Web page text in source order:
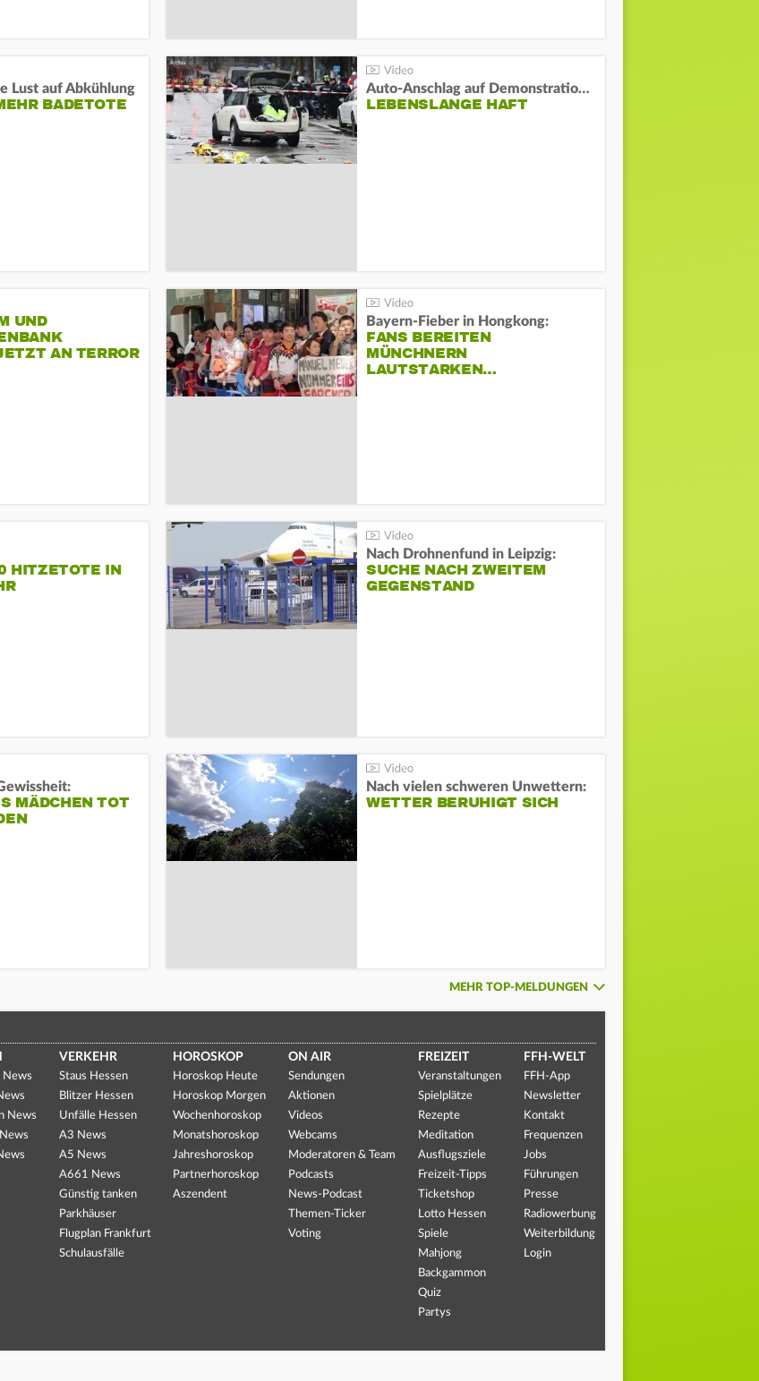
Lust auf Abkühlung
BADETOTE
Auto-Anschlag auf Demonstration in München:
LEBENSLANGE HAFT
UND
AN TERROR
Bayern-Fieber in Hongkong:
FANS BEREITEN
MÜNCHNERN
LAUTSTARKEN…
HITZETOTE IN
Nach Drohnenfund in Leipzig:
SUCHE NACH ZWEITEM
GEGENSTAND
MÄDCHEN TOT
Nach vielen schweren Unwettern:
WETTER BERUHIGT SICH
MEHR TOP-MELDUNGEN
News
News
VERKEHR
Staus Hessen
Blitzer Hessen
Unfälle Hessen
A3 News
A5 News
A661 News
Günstig tanken
Parkhäuser
Flugplan Frankfurt
Schulausfälle
HOROSKOP
Horoskop Heute
Horoskop Morgen
Wochenhoroskop
Monatshoroskop
Jahreshoroskop
Partnerhoroskop
Aszendent
ON AIR
Sendungen
Aktionen
Videos
Webcams
Moderatoren & Team
Podcasts
News-Podcast
Themen-Ticker
Voting
FREIZEIT
Veranstaltungen
Spielplätze
Rezepte
Meditation
Ausflugsziele
Freizeit-Tipps
Ticketshop
Lotto Hessen
Spiele
Mahjong
Backgammon
Quiz
Partys
FFH-WELT
FFH-App
Newsletter
Kontakt
Frequenzen
Jobs
Führungen
Presse
Radiowerbung
Weiterbildung
Login